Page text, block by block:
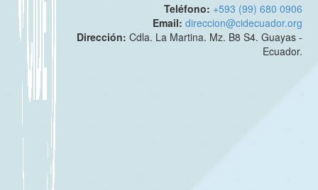
Teléfono: +593 (99) 680 0906
Email:direccion@cidecuador.org
Dirección:Cdla. La Martina. Mz. B8 S4. Guayas -
Ecuador.